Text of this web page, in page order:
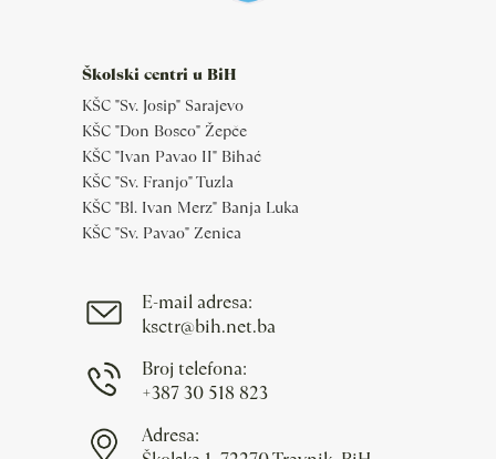
Školski centri u BiH
KŠC "Sv. Josip" Sarajevo
KŠC "Don Bosco" Žepče
KŠC "Ivan Pavao II" Bihać
KŠC "Sv. Franjo" Tuzla
KŠC "Bl. Ivan Merz" Banja Luka
KŠC "Sv. Pavao" Zenica
E-mail adresa:
ksctr@bih.net.ba
Broj telefona:
+387 30 518 823
Adresa: